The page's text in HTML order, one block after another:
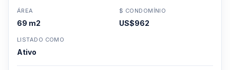
ÁREA
69 m2
$ CONDOMÍNIO
US$962
LISTADO COMO
Ativo